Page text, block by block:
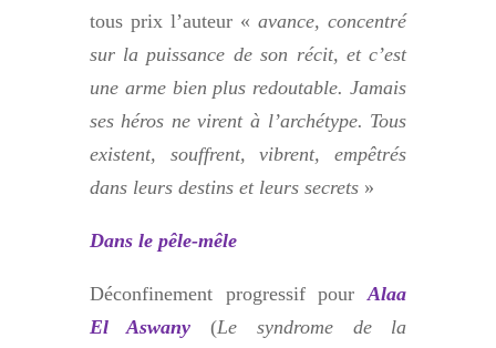
tous prix l’auteur «avance, concentré
sur la puissance de son récit, et c’est
une arme bien plus redoutable. Jamais
ses héros ne virent à l’archétype. Tous
existent, souffrent, vibrent, empêtrés
dans leurs destins et leurs secrets»
Dans le pêle-mêle
Déconfinement progressif pourAlaa
El Aswany
(Le syndrome de la